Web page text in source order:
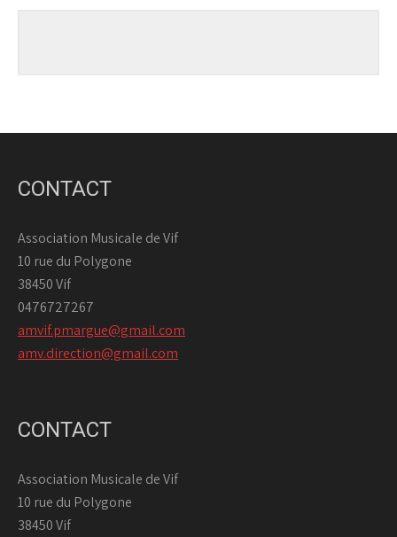
CONTACT
Association Musicale de Vif
10 rue du Polygone
38450 Vif
0476727267
amvif.pmargue@gmail.com
amv.direction@gmail.com
CONTACT
Association Musicale de Vif
10 rue du Polygone
38450 Vif